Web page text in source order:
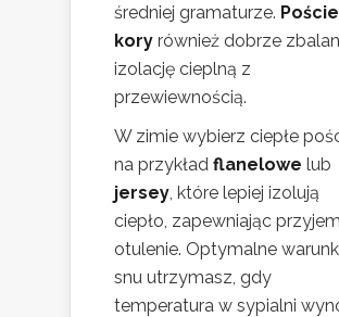
średniej gramaturze.
kory również dobrze
izolację cieplną z
przewiewnością.
W zimie wybierz ciepłe
na przykład flanelowe lub
jersey, które lepiej izolują
ciepło, zapewniając
otulenie. Optymalne
snu utrzymasz, gdy
temperatura w sypialni